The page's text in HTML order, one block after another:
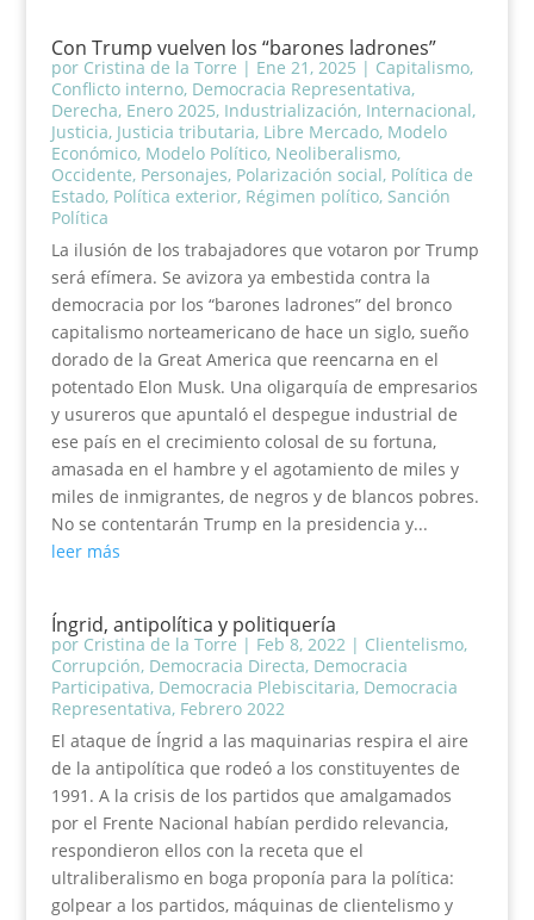
Con Trump vuelven los “barones ladrones”
por Cristina de la Torre | Ene 21, 2025 | Capitalismo,
Conflicto interno, Democracia Representativa,
Derecha, Enero 2025, Industrialización, Internacional,
Justicia, Justicia tributaria, Libre Mercado, Modelo
Económico, Modelo Político, Neoliberalismo,
Occidente, Personajes, Polarización social, Política de
Estado, Política exterior, Régimen político, Sanción
Política
La ilusión de los trabajadores que votaron por Trump
será efímera. Se avizora ya embestida contra la
democracia por los “barones ladrones” del bronco
capitalismo norteamericano de hace un siglo, sueño
dorado de la Great America que reencarna en el
potentado Elon Musk. Una oligarquía de empresarios
y usureros que apuntaló el despegue industrial de
ese país en el crecimiento colosal de su fortuna,
amasada en el hambre y el agotamiento de miles y
miles de inmigrantes, de negros y de blancos pobres.
No se contentarán Trump en la presidencia y...
leer más
Íngrid, antipolítica y politiquería
por Cristina de la Torre | Feb 8, 2022| Clientelismo,
Corrupción, Democracia Directa, Democracia
Participativa, Democracia Plebiscitaria, Democracia
Representativa, Febrero 2022
El ataque de Íngrid a las maquinarias respira el aire
de la antipolítica que rodeó a los constituyentes de
1991. A la crisis de los partidos que amalgamados
por el Frente Nacional habían perdido relevancia,
respondieron ellos con la receta que el
ultraliberalismo en boga proponía para la política:
golpear a los partidos, máquinas de clientelismo y